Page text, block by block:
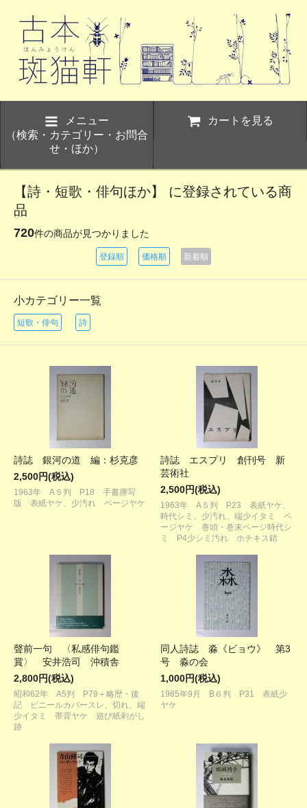
メニュー
（検索・カテゴリー・お問合
せ・ほか）
カートを見る
【詩・短歌・俳句ほか】 に登録されている商
品
720件の商品が見つかりました
登録順 価格順 新着順
小カテゴリー一覧
短歌・俳句 詩
詩誌 銀河の道 編：杉克彦
2,500円(税込)
1963年 A５判 P18 手書謄写
版 表紙ヤケ、少汚れ ページヤケ
詩誌 エスプリ 創刊号 新
芸術社
2,500円(税込)
1963年 A５判 P23 表紙ヤケ、
時代シミ、少汚れ、端少イタミ ペ
ージヤケ 巻頭・巻末ページ時代シ
ミ P4少シミ汚れ ホチキス錆
聲前一句 〈私感俳句鑑
賞〉 安井浩司 沖積舎
2,800円(税込)
昭和62年 A5判 P79＋略歴・後
記 ビニールカバースレ、切れ、端
少イタミ 帯背ヤケ 遊び紙剥がし
跡
同人詩誌 淼《ビョウ》 第3
号 淼の会
1,000円(税込)
1985年9月 B６判 P31 表紙少
ヤケ